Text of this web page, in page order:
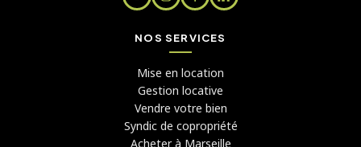
NOS SERVICES
Mise en location
Gestion locative
Vendre votre bien
Syndic de copropriété
Acheter à Marseille